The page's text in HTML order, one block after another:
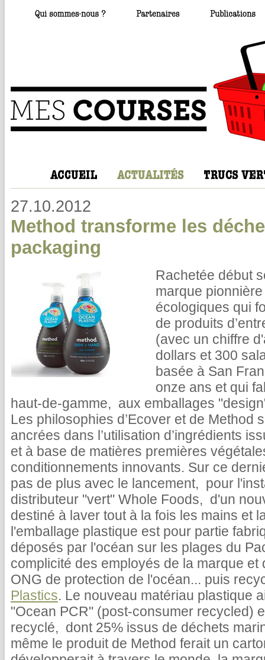
27.10.2012
Method transforme les
packaging
Rachetée début
marque
écologiques qui
de produits
(avec un chiffre
dollars et 300
basée à San
onze ans et qui
haut-de-gamme, aux emballages
Les philosophies d’Ecover et de Method
ancrées dans l’utilisation d’ingrédients
et à base de matières premières
conditionnements innovants. Sur ce
pas de plus avec le lancement, pour
distributeur "vert" Whole Foods, d'un
destiné à laver tout à la fois les mains et
l'emballage plastique est pour partie
déposés par l'océan sur les plages du
complicité des employés de la marque
ONG de protection de l'océan... puis
Plastics. Le nouveau matériau plastique
"Ocean PCR" (post-consumer recycled)
recyclé, dont 25% issus de déchets
même le produit de Method ferait un